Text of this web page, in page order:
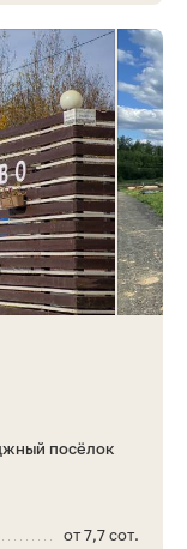
посёлок
от 7,7 сот.